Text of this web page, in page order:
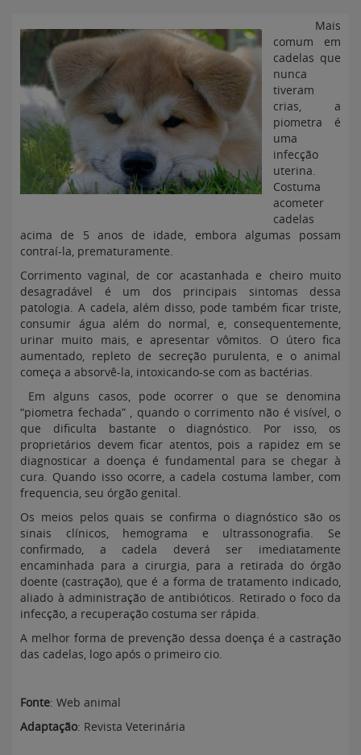
Mais
comum em
cadelas que
nunca
tiveram
crias, a
piometra é
uma
infecção
uterina.
Costuma
acometer
cadelas
acima de 5 anos de idade, embora algumas possam
contraí-la, prematuramente.
Corrimento vaginal, de cor acastanhada e cheiro muito
desagradável é um dos principais sintomas dessa
patologia. A cadela, além disso, pode também ficar triste,
consumir água além do normal, e, consequentemente,
urinar muito mais, e apresentar vômitos. O útero fica
aumentado, repleto de secreção purulenta, e o animal
começa a absorvê-la, intoxicando-se com as bactérias.
Em alguns casos, pode ocorrer o que se denomina
“piometra fechada” , quando o corrimento não é visível, o
que dificulta bastante o diagnóstico. Por isso, os
proprietários devem ficar atentos, pois a rapidez em se
diagnosticar a doença é fundamental para se chegar à
cura. Quando isso ocorre, a cadela costuma lamber, com
frequencia, seu órgão genital.
Os meios pelos quais se confirma o diagnóstico são os
sinais clínicos, hemograma e ultrassonografia. Se
confirmado, a cadela deverá ser imediatamente
encaminhada para a cirurgia, para a retirada do órgão
doente (castração), que é a forma de tratamento indicado,
aliado à administração de antibióticos. Retirado o foco da
infecção, a recuperação costuma ser rápida.
A melhor forma de prevenção dessa doença é a castração
das cadelas, logo após o primeiro cio.
Fonte: Web animal
Adaptação: Revista Veterinária